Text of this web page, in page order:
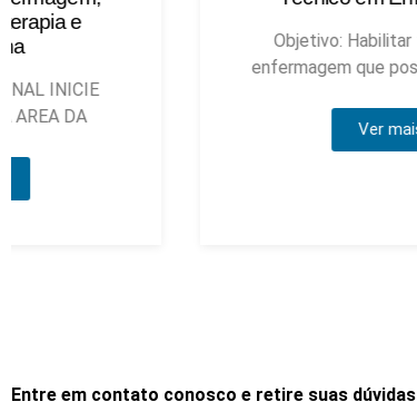
Objetivo: Habilitar técnicos de
enfermagem que possam atuar, sob
Entre em contato conosco e retire suas dúvidas